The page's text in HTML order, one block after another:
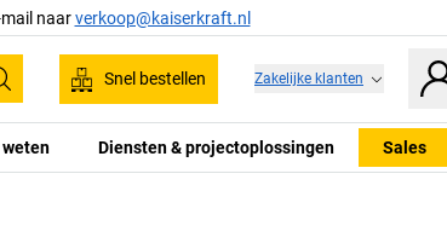
naarverkoop@kaiserkraft.nl
Snel bestellen Zakelijke klanten
weten Diensten & projectoplossingen Sales